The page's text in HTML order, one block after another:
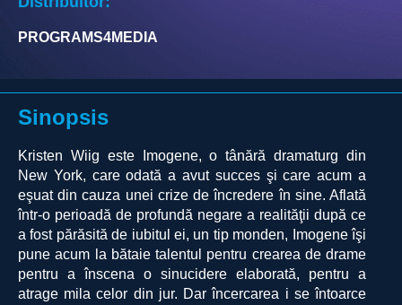
PROGRAMS4MEDIA
Sinopsis
Kristen Wiig este Imogene, o tânără dramaturg din
New York, care odată a avut succes şi care acum a
eşuat din cauza unei crize de încredere în sine. Aflată
într-o perioadă de profundă negare a realităţii după ce
a fost părăsită de iubitul ei, un tip monden, Imogene îşi
pune acum la bătaie talentul pentru crearea de drame
pentru a înscena o sinucidere elaborată, pentru a
atrage mila celor din jur. Dar încercarea i se întoarce